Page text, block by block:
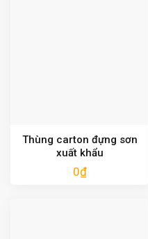
Thùng carton đựng sơn
xuất khẩu
0₫